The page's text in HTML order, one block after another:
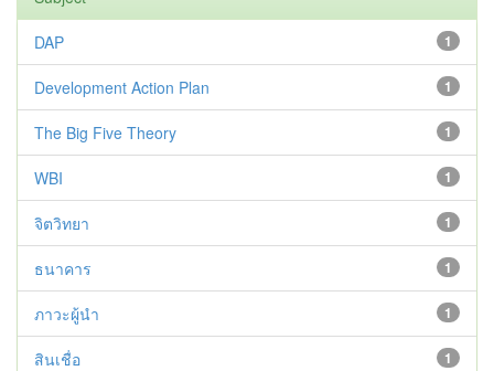
1
DAP
1
Development Action Plan
1
The Big Five Theory
1
WBI
1
จิตวิทยา
1
ธนาคาร
1
ภาวะผู้นำ
1
สินเชื่อ